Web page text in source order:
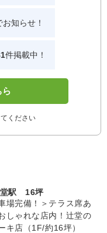
知らせ！
件掲載中！
ら
てください
駅 16坪
場完備！＞テラス席あ
しゃれな店内！辻堂の
キ店（1F/約16坪）